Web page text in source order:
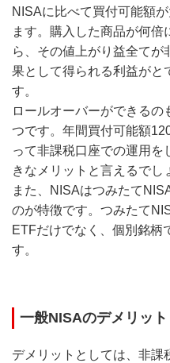
NISAに比べて買付可能額
ます。購入した商品が何倍
ら、その値上がり益全て
果として得られる利益がと
す。
ロールオーバーができる
つです。年間買付可能額
って非課税口座での運用
きなメリットと言えるでし
また、NISAはつみたて
のが特徴です。つみたて
ETFだけでなく、個別銘柄
す。
一般NISAのデメリット
デメリットとしては、非課